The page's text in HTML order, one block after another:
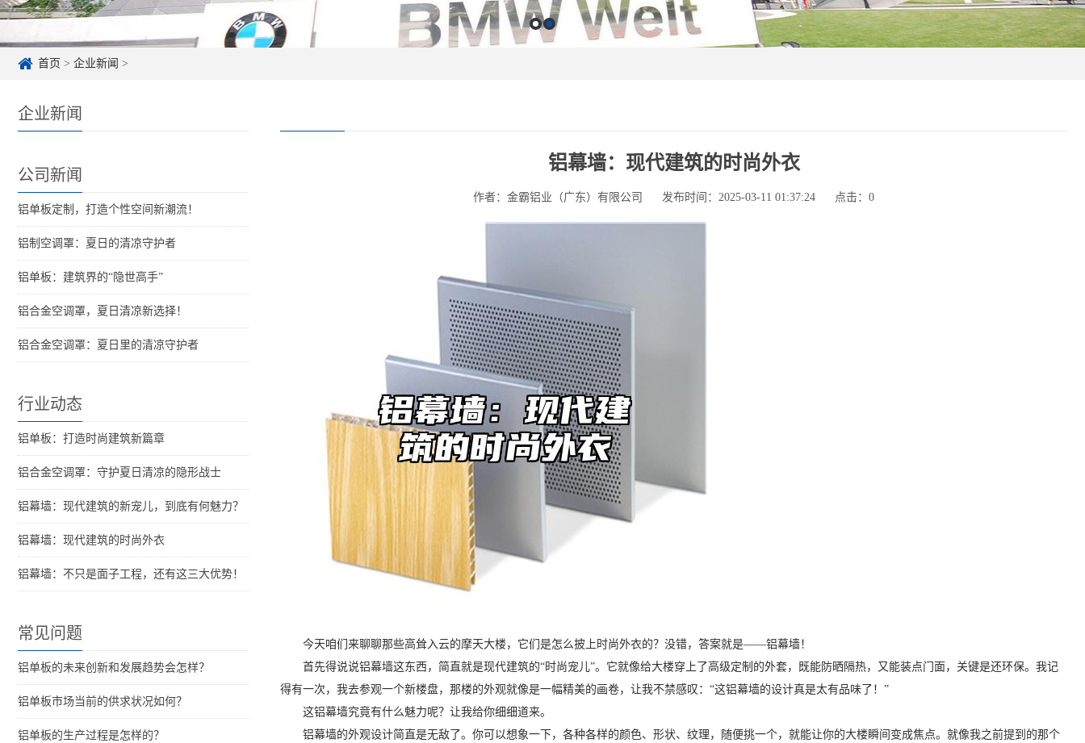
首页 > 企业新闻 >
企业新闻
公司新闻
铝单板定制，打造个性空间新潮流！
铝制空调罩：夏日的清凉守护者
铝单板：建筑界的“隐世高手”
铝合金空调罩，夏日清凉新选择！
铝合金空调罩：夏日里的清凉守护者
行业动态
铝单板：打造时尚建筑新篇章
铝合金空调罩：守护夏日清凉的隐形战士
铝幕墙：现代建筑的新宠儿，到底有何魅力？
铝幕墙：现代建筑的时尚外衣
铝幕墙：不只是面子工程，还有这三大优势！
常见问题
铝单板的未来创新和发展趋势会怎样？
铝单板市场当前的供求状况如何？
铝单板的生产过程是怎样的？
铝幕墙：现代建筑的时尚外衣
作者：金霸铝业（广东）有限公司 发布时间：2025-03-11 01:37:24 点击： 0
今天咱们来聊聊那些高耸入云的摩天大楼，它们是怎么披上时尚外衣的？没错，答案就是——铝幕墙！
首先得说说铝幕墙这东西，简直就是现代建筑的“时尚宠儿”。它就像给大楼穿上了高级定制的外套，既能防晒隔热，又能装点门面，关键是还环保。我记
得有一次，我去参观一个新楼盘，那楼的外观就像是一幅精美的画卷，让我不禁感叹：“这铝幕墙的设计真是太有品味了！”
这铝幕墙究竟有什么魅力呢？让我给你细细道来。
铝幕墙的外观设计简直是无敌了。你可以想象一下，各种各样的颜色、形状、纹理，随便挑一个，就能让你的大楼瞬间变成焦点。就像我之前提到的那个